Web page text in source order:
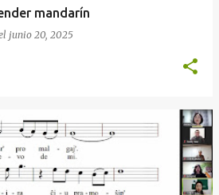
mandarín
junio 20, 2025